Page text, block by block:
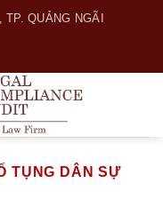
TP. QUẢNG NGÃI
TỤNG DÂN SỰ